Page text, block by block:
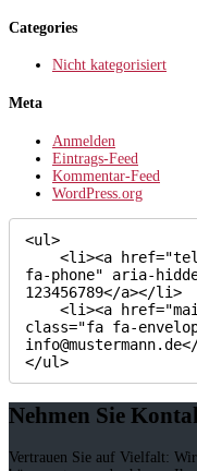
Categories
Nicht kategorisiert
Meta
Anmelden
Eintrags-Feed
Kommentar-Feed
WordPress.org
<ul>
fa-phone" aria-
123456789</a></li>
class="fa fa-
</ul>
Nehmen Sie
Vertrauen Sie auf Vielfalt: